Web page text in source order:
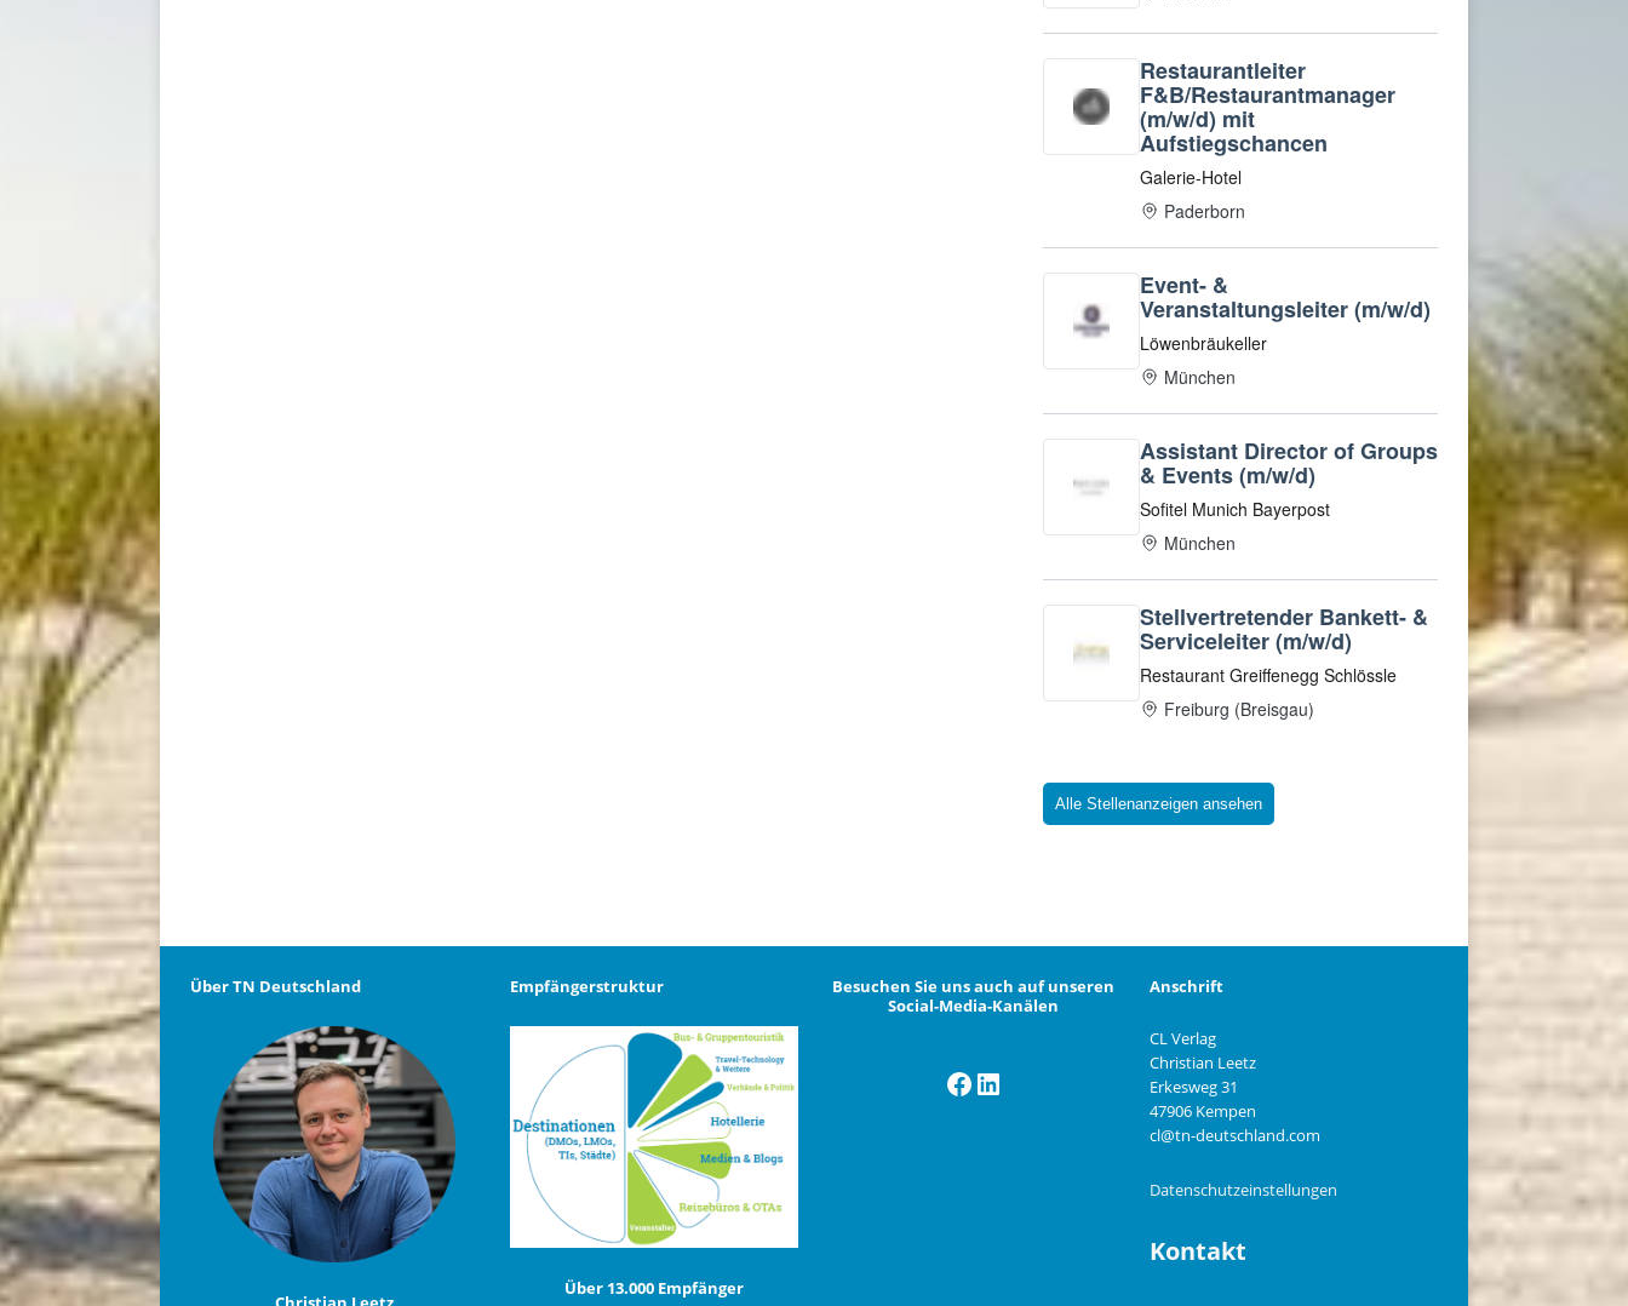
Alle Stellenanzeigen ansehen
Über TN Deutschland Empfängerstruktur
Über 13.000 Empfänger
Besuchen Sie uns auch auf unseren
Social-Media-Kanälen
Facebook
LinkedIn
Anschrift
CL Verlag
Christian Leetz
Erkesweg 31
47906 Kempen
cl@tn-deutschland.com
Datenschutzeinstellungen
Kontakt